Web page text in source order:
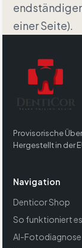
einer Seite).
Provisorische
Hergestellt in der
Navigation
Denticor Shop
So funktioniert es
AI-Fotodiagnose